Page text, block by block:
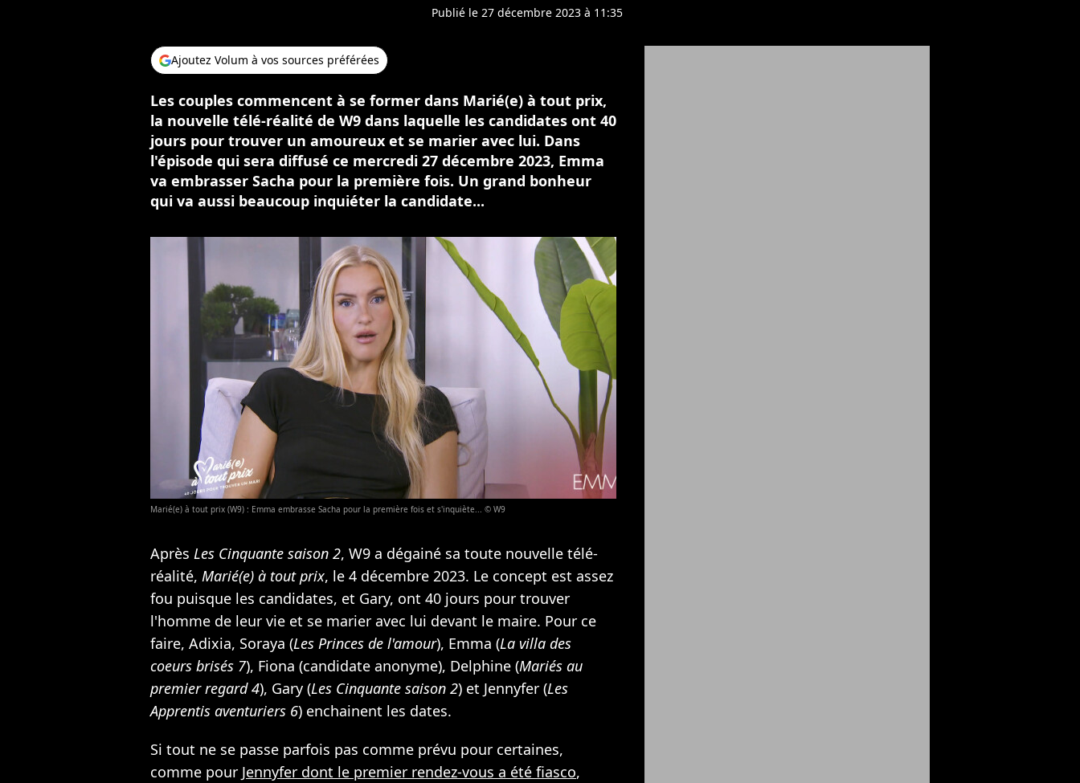
Publié le 27 décembre 2023 à 11:35
Ajoutez Volum à vos sources préférées
Les couples commencent à se former dans Marié(e) à tout prix,
la nouvelle télé-réalité de W9 dans laquelle les candidates ont 40
jours pour trouver un amoureux et se marier avec lui. Dans
l'épisode qui sera diffusé ce mercredi 27 décembre 2023, Emma
va embrasser Sacha pour la première fois. Un grand bonheur
qui va aussi beaucoup inquiéter la candidate...
Marié(e) à tout prix (W9) : Emma embrasse Sacha pour la première fois et s'inquiète... © W9
Après Les Cinquante saison 2, W9 a dégainé sa toute nouvelle télé-
réalité, Marié(e) à tout prix, le 4 décembre 2023. Le concept est assez
fou puisque les candidates, et Gary, ont 40 jours pour trouver
l'homme de leur vie et se marier avec lui devant le maire. Pour ce
faire, Adixia, Soraya (Les Princes de l'amour), Emma (La villa des
coeurs brisés 7), Fiona (candidate anonyme), Delphine (Mariés au
premier regard 4), Gary (Les Cinquante saison 2) et Jennyfer (Les
Apprentis aventuriers 6) enchainent les dates.
Si tout ne se passe parfois pas comme prévu pour certaines,
comme pour Jennyfer dont le premier rendez-vous a été fiasco,